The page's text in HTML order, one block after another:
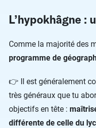
L’hypokhâgne :
Comme la majorité des
programme de
👉 Il est généralement
très généraux que tu
objectifs en tête :
différente de celle du